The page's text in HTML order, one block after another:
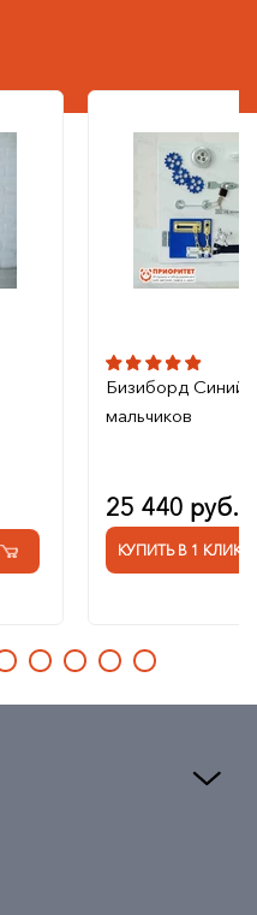
Бизиборд Синий
мальчиков
25 440 руб.
КУПИТЬ В 1 КЛИК